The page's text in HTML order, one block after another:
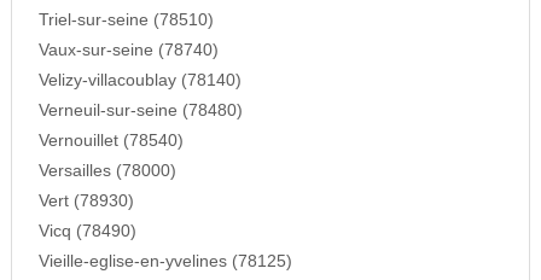
Triel-sur-seine (78510)
Vaux-sur-seine (78740)
Velizy-villacoublay (78140)
Verneuil-sur-seine (78480)
Vernouillet (78540)
Versailles (78000)
Vert (78930)
Vicq (78490)
Vieille-eglise-en-yvelines (78125)